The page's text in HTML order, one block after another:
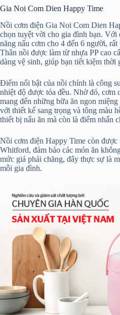
Gia Noi Com Dien Happy Time
Nồi cơm điện Gia Noi Com Dien
chọn tuyệt vời cho gia đình bạn.
năng nấu cơm cho 4 đến 6 người,
Thân nồi được làm từ nhựa PP cao
dàng vệ sinh, giúp bạn tiết kiệm thời
Điểm nổi bật của nồi chính là công
nhiệt độ được tỏa đều. Nhờ đó, cơm
mang đến những bữa ăn ngon
với thiết kế sang trọng và tông màu
thiết bị nấu ăn mà còn là điểm nhấn
Nồi cơm điện Happy Time còn
Whitford, đảm bảo các món ăn
mức giá phải chăng, đây thực sự là
mỗi gia đình.